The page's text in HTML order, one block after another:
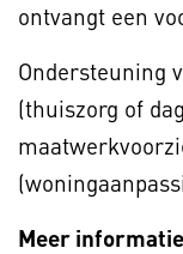
ontvangt een
Ondersteuning
(thuiszorg of
Meer informatie